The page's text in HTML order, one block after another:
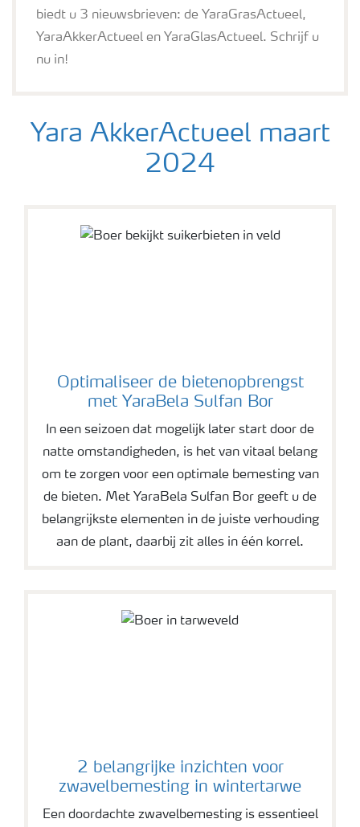
biedt u 3 nieuwsbrieven: de YaraGrasActueel,
YaraAkkerActueel en YaraGlasActueel. Schrijf u
nu in!
Yara AkkerActueel maart
2024
Optimaliseer de bietenopbrengst
met YaraBela Sulfan Bor
In een seizoen dat mogelijk later start door de
natte omstandigheden, is het van vitaal belang
om te zorgen voor een optimale bemesting van
de bieten. Met YaraBela Sulfan Bor geeft u de
belangrijkste elementen in de juiste verhouding
aan de plant, daarbij zit alles in één korrel.
2 belangrijke inzichten voor
zwavelbemesting in wintertarwe
Een doordachte zwavelbemesting is essentieel